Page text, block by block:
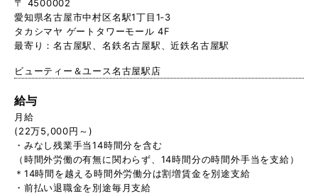
〒 4500002
愛知県名古屋市中村区名駅1丁目1‐3
タカシマヤ ゲートタワーモール 4F
最寄り：名古屋駅、名鉄名古屋駅、近鉄名古屋駅
ビューティー＆ユース名古屋駅店
給与
月給
(22万5,000円～)
・みなし残業手当14時間分を含む
（時間外労働の有無に関わらず、14時間分の時間外手当を支給）
＊14時間を越える時間外労働分は割増賃金を別途支給
・前払い退職金を別途毎月支給